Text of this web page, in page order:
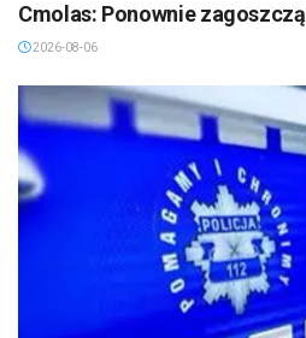
Cmolas: Ponownie
2026-08-06